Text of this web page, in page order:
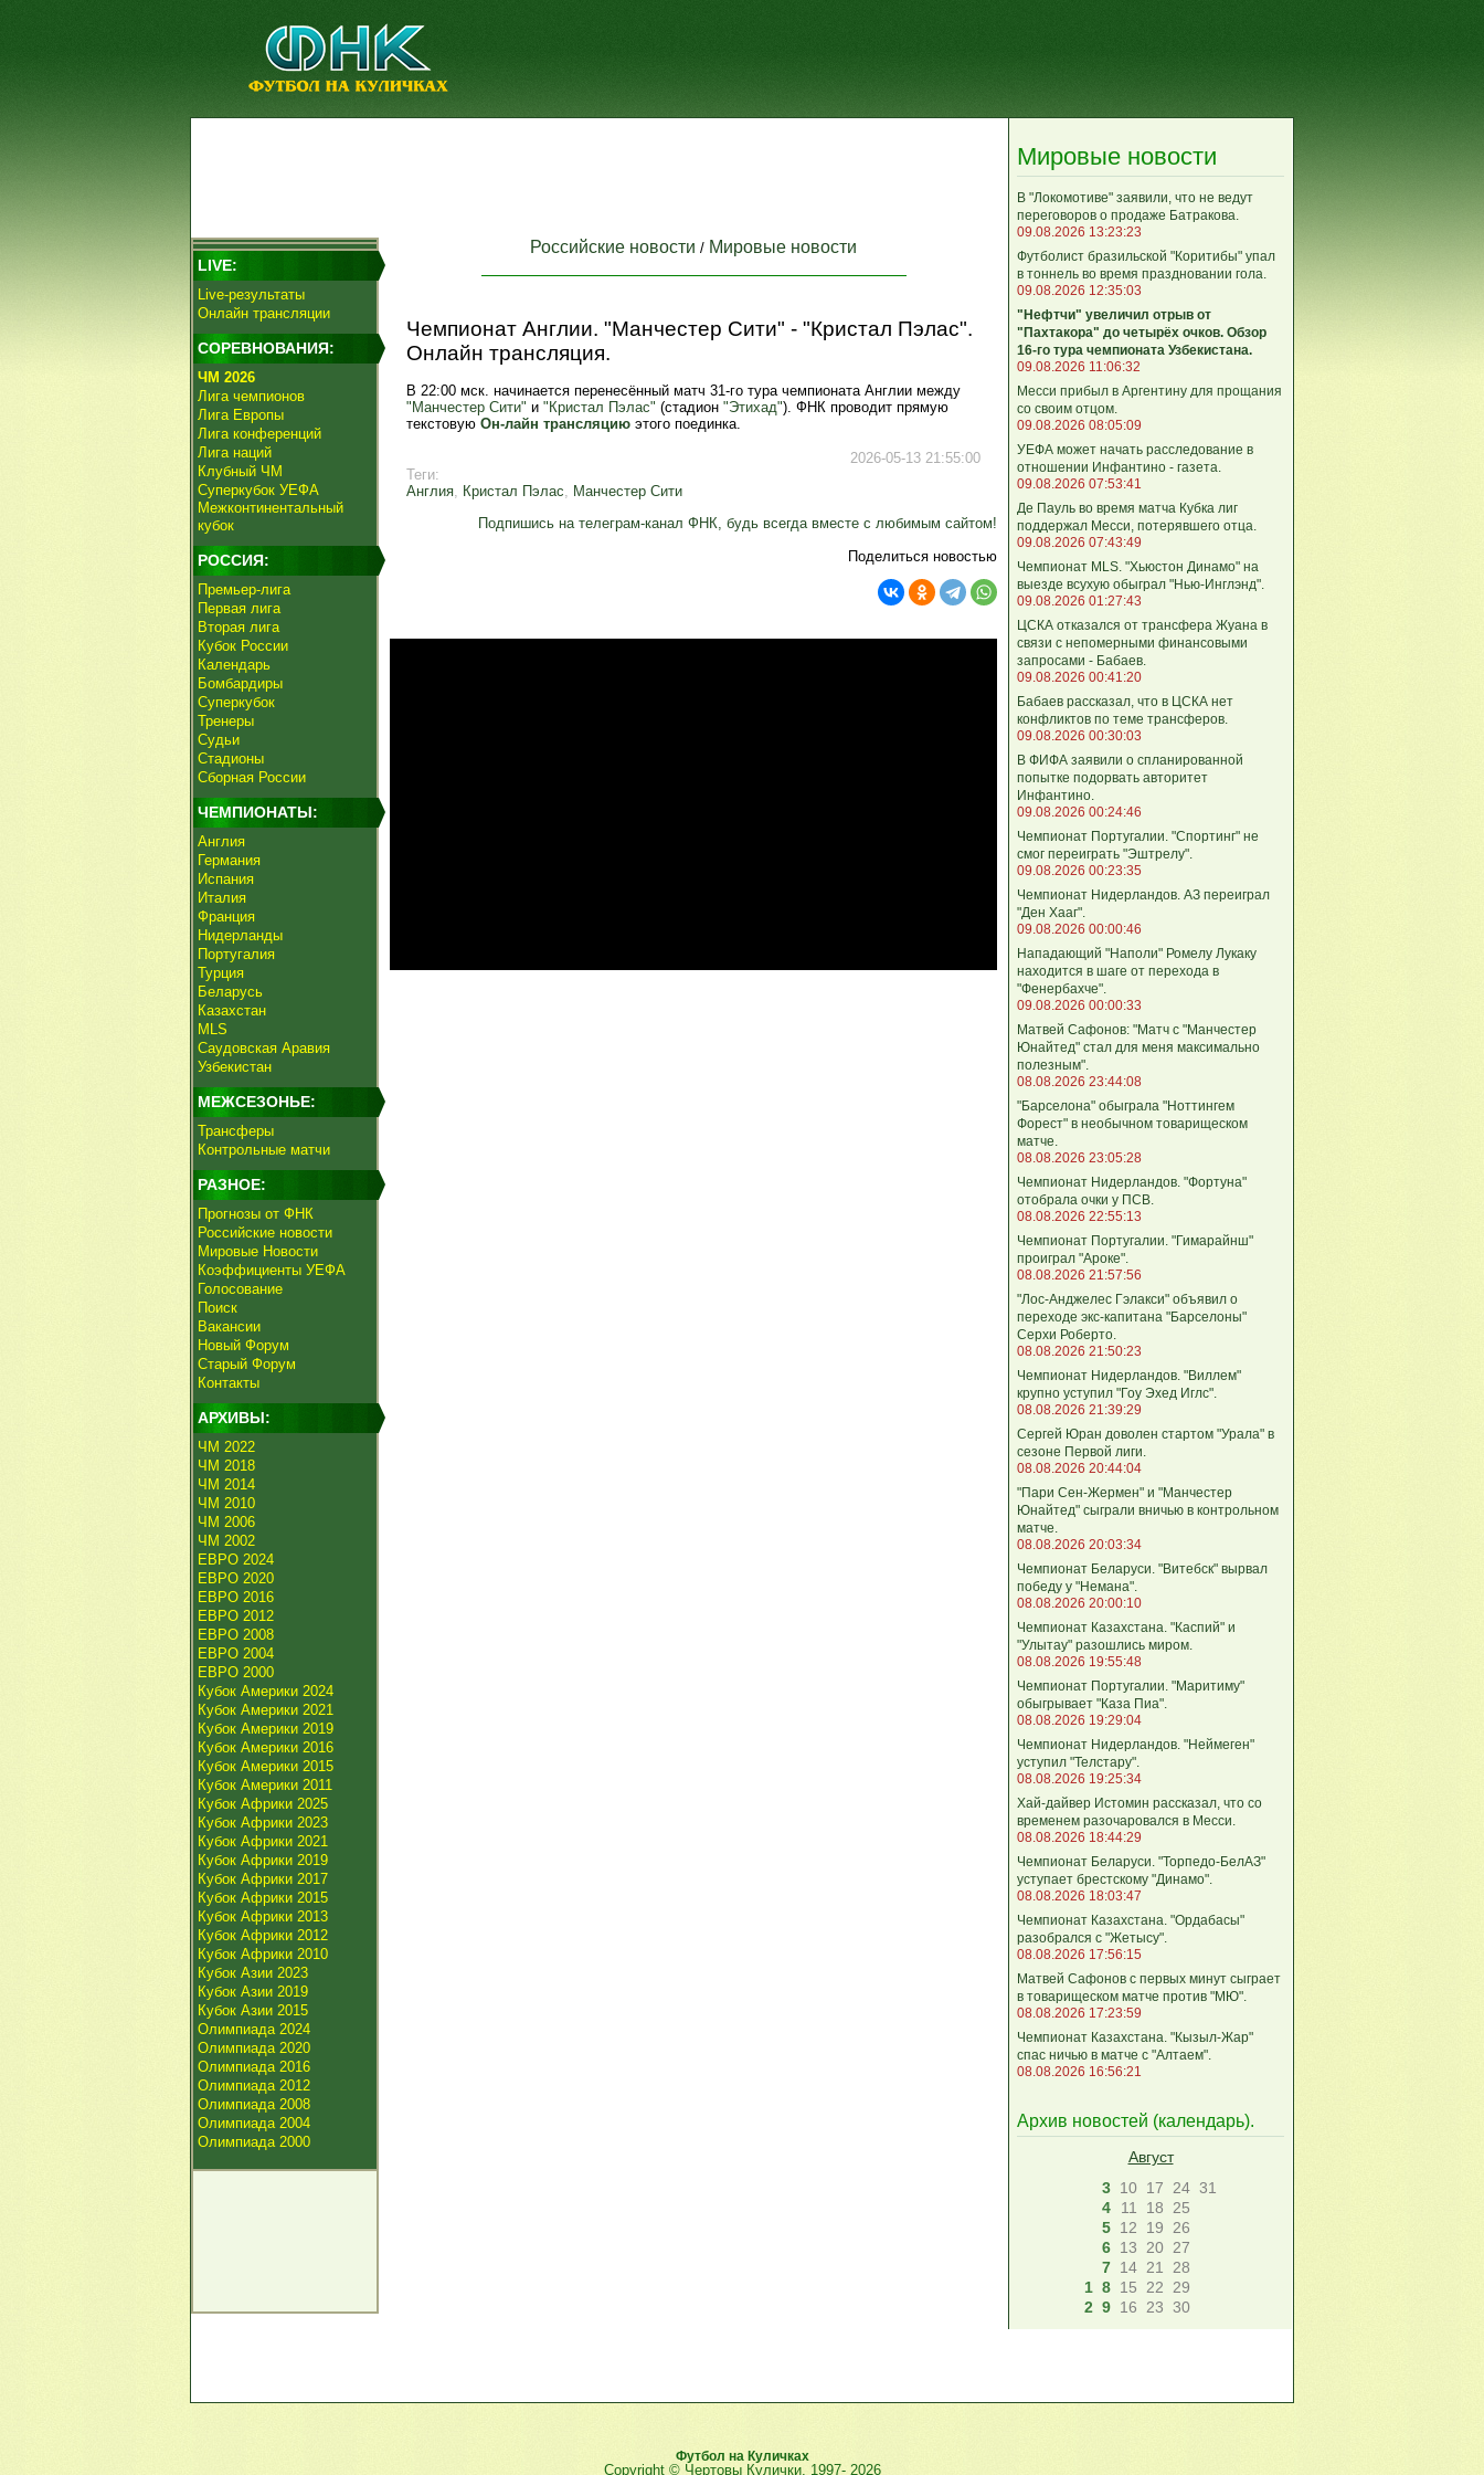
LIVE:
Live-результаты
Онлайн трансляции
СОРЕВНОВАНИЯ:
ЧМ 2026
Лига чемпионов
Лига Европы
Лига конференций
Лига наций
Клубный ЧМ
Суперкубок УЕФА
Межконтинентальный
кубок
РОССИЯ:
Премьер-лига
Первая лига
Вторая лига
Кубок России
Календарь
Бомбардиры
Суперкубок
Тренеры
Судьи
Стадионы
Сборная России
ЧЕМПИОНАТЫ:
Англия
Германия
Испания
Италия
Франция
Нидерланды
Португалия
Турция
Беларусь
Казахстан
MLS
Саудовская Аравия
Узбекистан
МЕЖСЕЗОНЬЕ:
Трансферы
Контрольные матчи
РАЗНОЕ:
Прогнозы от ФНК
Российские новости
Мировые Новости
Коэффициенты УЕФА
Голосование
Поиск
Вакансии
Новый Форум
Старый Форум
Контакты
АРХИВЫ:
ЧМ 2022
ЧМ 2018
ЧМ 2014
ЧМ 2010
ЧМ 2006
ЧМ 2002
ЕВРО 2024
ЕВРО 2020
ЕВРО 2016
ЕВРО 2012
ЕВРО 2008
ЕВРО 2004
ЕВРО 2000
Кубок Америки 2024
Кубок Америки 2021
Кубок Америки 2019
Кубок Америки 2016
Кубок Америки 2015
Кубок Америки 2011
Кубок Африки 2025
Кубок Африки 2023
Кубок Африки 2021
Кубок Африки 2019
Кубок Африки 2017
Кубок Африки 2015
Кубок Африки 2013
Кубок Африки 2012
Кубок Африки 2010
Кубок Азии 2023
Кубок Азии 2019
Кубок Азии 2015
Олимпиада 2024
Олимпиада 2020
Олимпиада 2016
Олимпиада 2012
Олимпиада 2008
Олимпиада 2004
Олимпиада 2000
Российские новости / Мировые новости
Чемпионат Англии. "Манчестер Сити" - "Кристал Пэлас".
Онлайн трансляция.
В 22:00 мск. начинается перенесённый матч 31-го тура чемпионата Англии между
"Манчестер Сити" и "Кристал Пэлас" (стадион "Этихад"). ФНК проводит прямую
текстовую Он-лайн трансляцию этого поединка.
2026-05-13 21:55:00
Теги:
Англия, Кристал Пэлас, Манчестер Сити
Подпишись на телеграм-канал ФНК, будь всегда вместе с любимым сайтом!
Поделиться новостью
Мировые новости
В "Локомотиве" заявили, что не ведут
переговоров о продаже Батракова.
09.08.2026 13:23:23
Футболист бразильской "Коритибы" упал
в тоннель во время праздновании гола.
09.08.2026 12:35:03
"Нефтчи" увеличил отрыв от
"Пахтакора" до четырёх очков. Обзор
16-го тура чемпионата Узбекистана.
09.08.2026 11:06:32
Месси прибыл в Аргентину для прощания
со своим отцом.
09.08.2026 08:05:09
УЕФА может начать расследование в
отношении Инфантино - газета.
09.08.2026 07:53:41
Де Пауль во время матча Кубка лиг
поддержал Месси, потерявшего отца.
09.08.2026 07:43:49
Чемпионат MLS. "Хьюстон Динамо" на
выезде всухую обыграл "Нью-Инглэнд".
09.08.2026 01:27:43
ЦСКА отказался от трансфера Жуана в
связи с непомерными финансовыми
запросами - Бабаев.
09.08.2026 00:41:20
Бабаев рассказал, что в ЦСКА нет
конфликтов по теме трансферов.
09.08.2026 00:30:03
В ФИФА заявили о спланированной
попытке подорвать авторитет
Инфантино.
09.08.2026 00:24:46
Чемпионат Португалии. "Спортинг" не
смог переиграть "Эштрелу".
09.08.2026 00:23:35
Чемпионат Нидерландов. АЗ переиграл
"Ден Хааг".
09.08.2026 00:00:46
Нападающий "Наполи" Ромелу Лукаку
находится в шаге от перехода в
"Фенербахче".
09.08.2026 00:00:33
Матвей Сафонов: "Матч с "Манчестер
Юнайтед" стал для меня максимально
полезным".
08.08.2026 23:44:08
"Барселона" обыграла "Ноттингем
Форест" в необычном товарищеском
матче.
08.08.2026 23:05:28
Чемпионат Нидерландов. "Фортуна"
отобрала очки у ПСВ.
08.08.2026 22:55:13
Чемпионат Португалии. "Гимарайнш"
проиграл "Ароке".
08.08.2026 21:57:56
"Лос-Анджелес Гэлакси" объявил о
переходе экс-капитана "Барселоны"
Серхи Роберто.
08.08.2026 21:50:23
Чемпионат Нидерландов. "Виллем"
крупно уступил "Гоу Эхед Иглс".
08.08.2026 21:39:29
Сергей Юран доволен стартом "Урала" в
сезоне Первой лиги.
08.08.2026 20:44:04
"Пари Сен-Жермен" и "Манчестер
Юнайтед" сыграли вничью в контрольном
матче.
08.08.2026 20:03:34
Чемпионат Беларуси. "Витебск" вырвал
победу у "Немана".
08.08.2026 20:00:10
Чемпионат Казахстана. "Каспий" и
"Улытау" разошлись миром.
08.08.2026 19:55:48
Чемпионат Португалии. "Маритиму"
обыгрывает "Каза Пиа".
08.08.2026 19:29:04
Чемпионат Нидерландов. "Неймеген"
уступил "Телстару".
08.08.2026 19:25:34
Хай-дайвер Истомин рассказал, что со
временем разочаровался в Месси.
08.08.2026 18:44:29
Чемпионат Беларуси. "Торпедо-БелАЗ"
уступает брестскому "Динамо".
08.08.2026 18:03:47
Чемпионат Казахстана. "Ордабасы"
разобрался с "Жетысу".
08.08.2026 17:56:15
Матвей Сафонов с первых минут сыграет
в товарищеском матче против "МЮ".
08.08.2026 17:23:59
Чемпионат Казахстана. "Кызыл-Жар"
спас ничью в матче с "Алтаем".
08.08.2026 16:56:21
Архив новостей (календарь).
Август
3 10 17 24 31
4
11 18
25
5 12 19
26
6 13 20 27
7 14 21
28
1 8 15 22
29
2 9 16 23 30
Футбол на Куличках
Copyright © Чертовы Кулички, 1997- 2026